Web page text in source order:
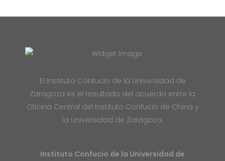
El Instituto Confucio de la Universidad de
Zaragoza es el resultado del acuerdo entre la
Oficina Central del Instituto Confucio de China y
la Universidad de Zaragoza.
Instituto Confucio de la Universidad de